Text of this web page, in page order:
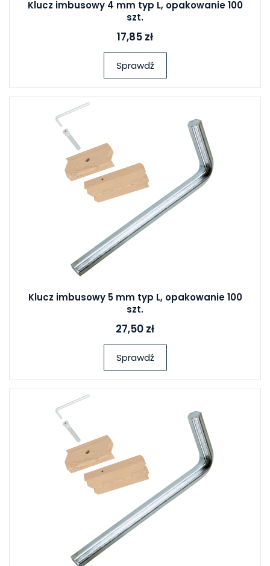
Klucz imbusowy 4 mm typ L, opakowanie 100
szt.
17,85 zł
Sprawdź
Klucz imbusowy 5 mm typ L, opakowanie 100
szt.
27,50 zł
Sprawdź